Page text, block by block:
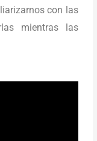
con las
mientras las